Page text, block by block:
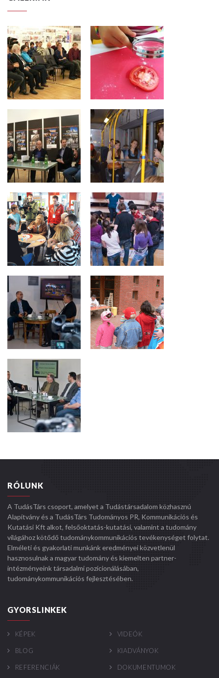
RÓLUNK
A TudásTárs csoport, amelyet a Tudástársadalom közhasznú
Alapítvány és a TudásTárs Tudományos PR, Kommunikációs és
Kutatási Kft alkot, felsőoktatás-kutatási, valamint a tudomány
világához kötődő tudománykommunikációs tevékenységet folytat.
Elméleti és gyakorlati munkánk eredményei közvetlenül
hasznosulnak a magyar tudomány és kiemelten partner-
intézményeink társadalmi pozícionálásában,
tudománykommunikációs fejlesztésében.
GYORSLINKEK
KÉPEK VIDEÓK
BLOG KIADVÁNYOK
REFERENCIÁK DOKUMENTUMOK